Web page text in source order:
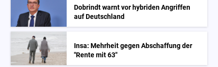
Dobrindt warnt vor hybriden Angriffen
auf Deutschland
Insa: Mehrheit gegen Abschaffung der
"Rente mit 63"